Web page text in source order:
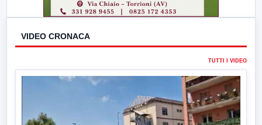
VIDEO CRONACA
TUTTI I VIDEO